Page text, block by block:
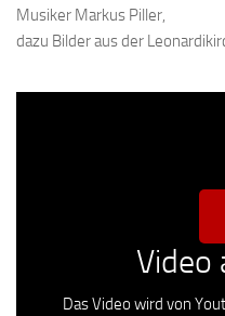
Musiker Markus Piller,
dazu Bilder aus der
Video
Das Video wird von